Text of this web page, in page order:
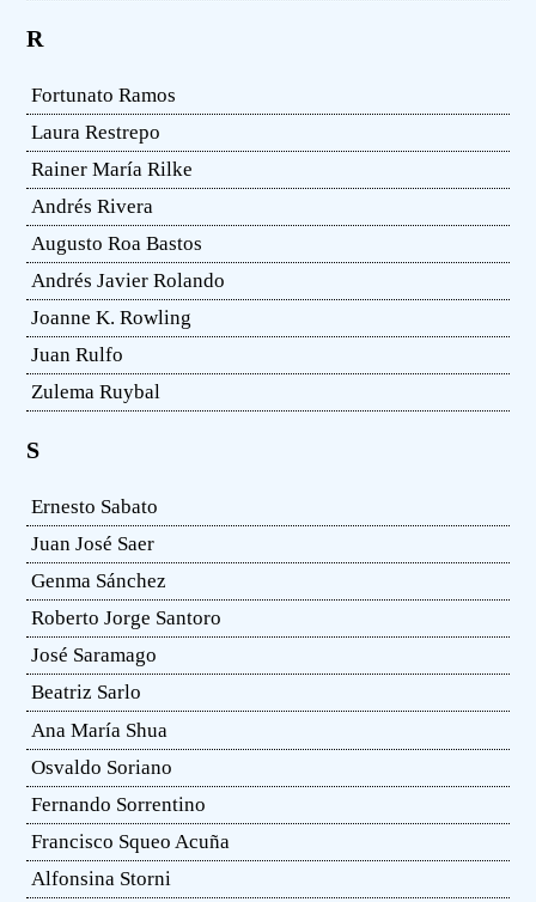
R
Fortunato Ramos
Laura Restrepo
Rainer María Rilke
Andrés Rivera
Augusto Roa Bastos
Andrés Javier Rolando
Joanne K. Rowling
Juan Rulfo
Zulema Ruybal
S
Ernesto Sabato
Juan José Saer
Genma Sánchez
Roberto Jorge Santoro
José Saramago
Beatriz Sarlo
Ana María Shua
Osvaldo Soriano
Fernando Sorrentino
Francisco Squeo Acuña
Alfonsina Storni